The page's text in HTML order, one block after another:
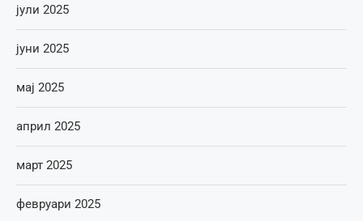
јули 2025
јуни 2025
мај 2025
април 2025
март 2025
февруари 2025